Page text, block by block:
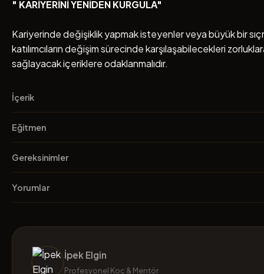
" KARİYERİNİ YENİDEN KURGULA"
Kariyerinde değişiklik yapmak isteyenler veya büyük bir
katılımcıların değişim sürecinde karşılaşabilecekleri
sağlayacak içeriklere odaklanmalıdır.
İçerik
Müfredat
Eğitmen
Eğitmen
Profesyonel Koç & Mentör
Profesyonel Koç & Mentör İpek Elgin, profesyonel koçluk
Gereksinimler
Gereksinimler
Yorumlar
İpek Elgin
Profesyonel Koç & Mentör